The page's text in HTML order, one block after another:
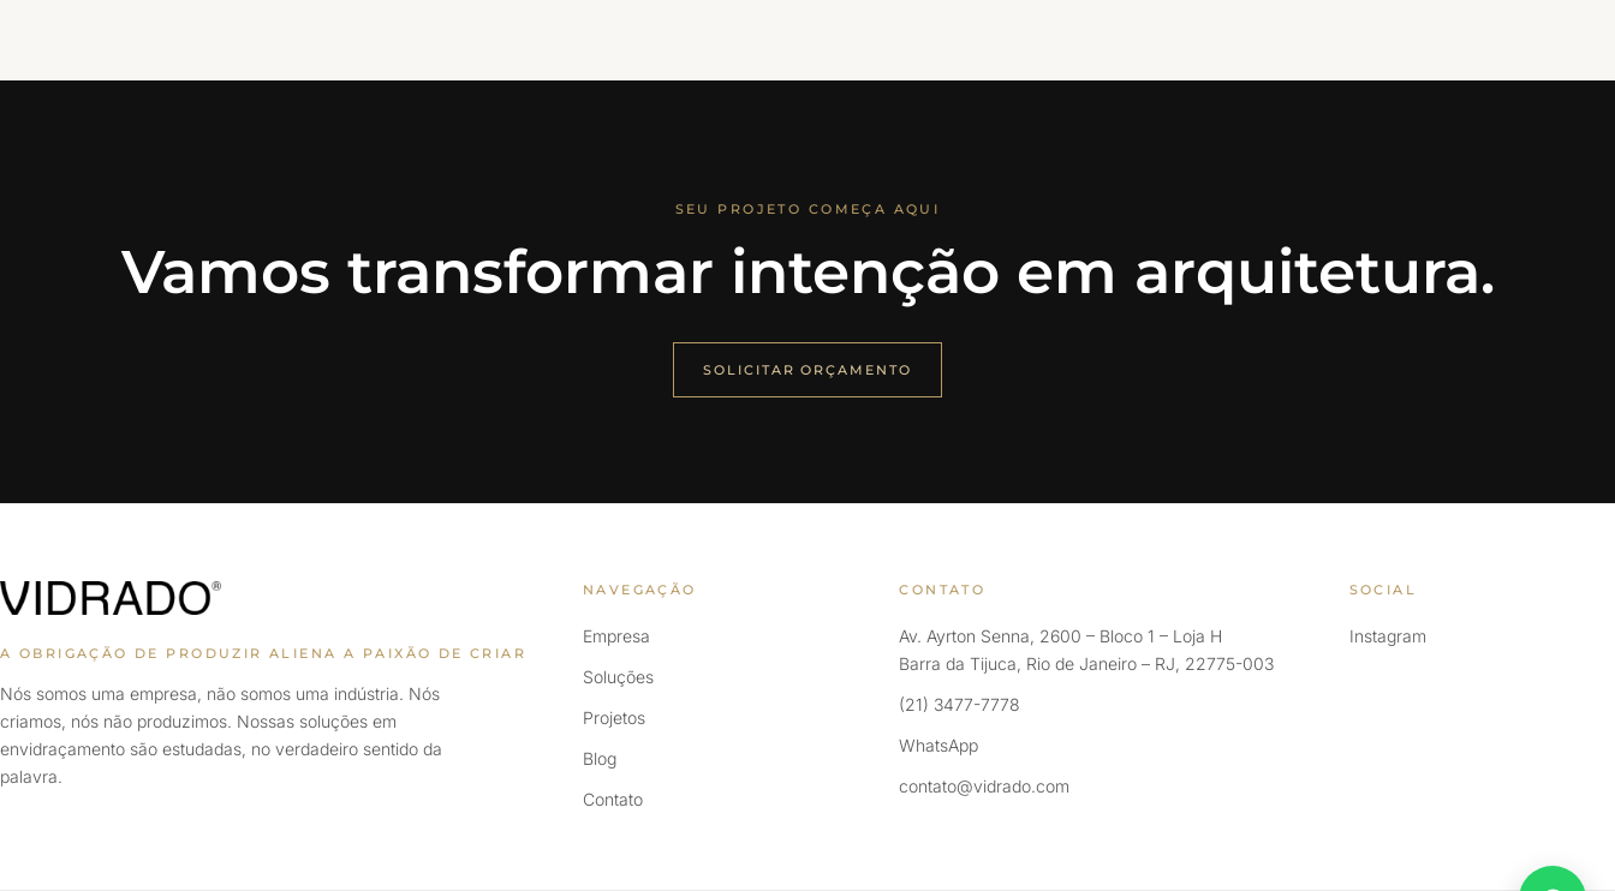
SEU PROJETO COMEÇA AQUI
Vamos transformar intenção em arquitetura.
SOLICITAR ORÇAMENTO
A OBRIGAÇÃO DE PRODUZIR ALIENA A PAIXÃO DE CRIAR
Nós somos uma empresa, não somos uma indústria. Nós
criamos, nós não produzimos. Nossas soluções em
envidraçamento são estudadas, no verdadeiro sentido da
palavra.
NAVEGAÇÃO
Empresa
Soluções
Projetos
Blog
Contato
CONTATO
Av. Ayrton Senna, 2600 – Bloco 1 – Loja H
Barra da Tijuca, Rio de Janeiro – RJ, 22775-003
(21) 3477-7778
WhatsApp
contato@vidrado.com
SOCIAL
Instagram